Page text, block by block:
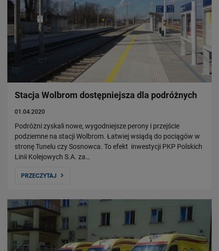
Stacja Wolbrom dostępniejsza dla podróżnych
01.04.2020
Podróżni zyskali nowe, wygodniejsze perony i przejście
podziemne na stacji Wolbrom. Łatwiej wsiądą do pociągów w
stronę Tunelu czy Sosnowca. To efekt inwestycji PKP Polskich
Linii Kolejowych S.A. za…
PRZECZYTAJ